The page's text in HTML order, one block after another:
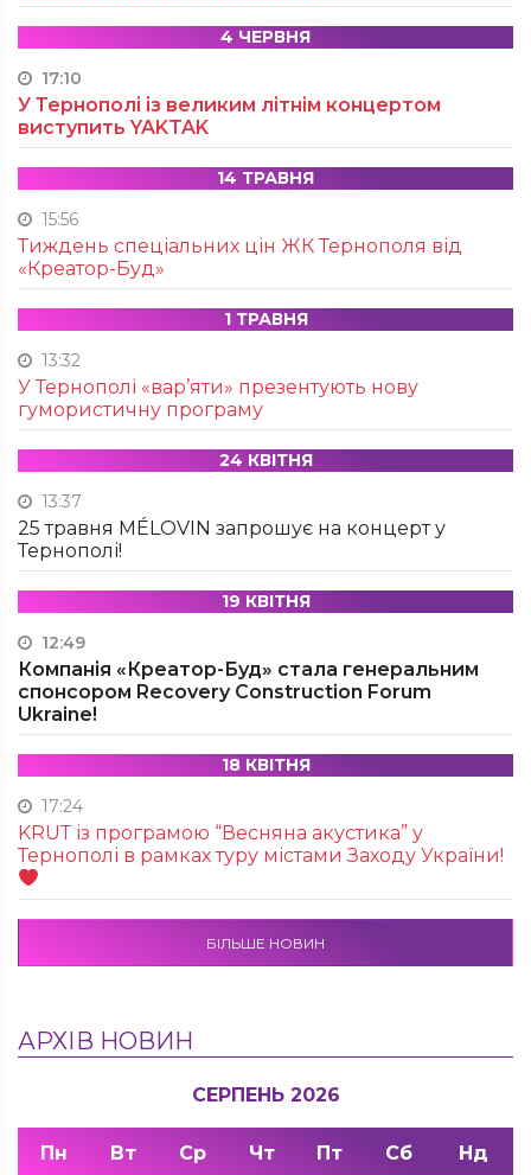
4 ЧЕРВНЯ
17:10
У Тернополі із великим літнім концертом
виступить YAKTAK
14 ТРАВНЯ
15:56
Тиждень спеціальних цін ЖК Тернополя від
«Креатор-Буд»
1 ТРАВНЯ
13:32
У Тернополі «вар’яти» презентують нову
гумористичну програму
24 КВІТНЯ
13:37
25 травня MÉLOVIN запрошує на концерт у
Тернополі!
19 КВІТНЯ
12:49
Компанія «Креатор-Буд» стала генеральним
спонсором Recovery Construction Forum
Ukraine!
18 КВІТНЯ
17:24
KRUТ із програмою “Весняна акустика” у
Тернополі в рамках туру містами Заходу України!
БІЛЬШЕ НОВИН
АРХІВ НОВИН
СЕРПЕНЬ 2026
Пн Вт Ср Чт Пт Сб Нд